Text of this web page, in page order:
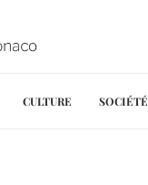
CULTURE SOCIÉTÉ